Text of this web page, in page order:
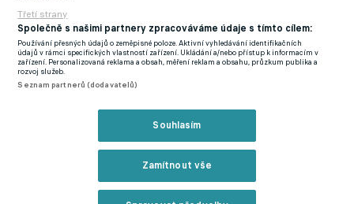
Podmínky užití
Zásady ochrany osobních údajů
GDPR a žurnalistika
Třetí strany
Společně s našimi partnery zpracováváme údaje s tímto cílem:
Používání přesných údajů o zeměpisné poloze. Aktivní vyhledávání identifikačních
údajů v rámci specifických vlastností zařízení. Ukládání a/nebo přístup k informacím v
zařízení. Personalizovaná reklama a obsah, měření reklam a obsahu, průzkum publika a
rozvoj služeb.
Seznam partnerů (dodavatelů)
Souhlasím
Zamítnout vše